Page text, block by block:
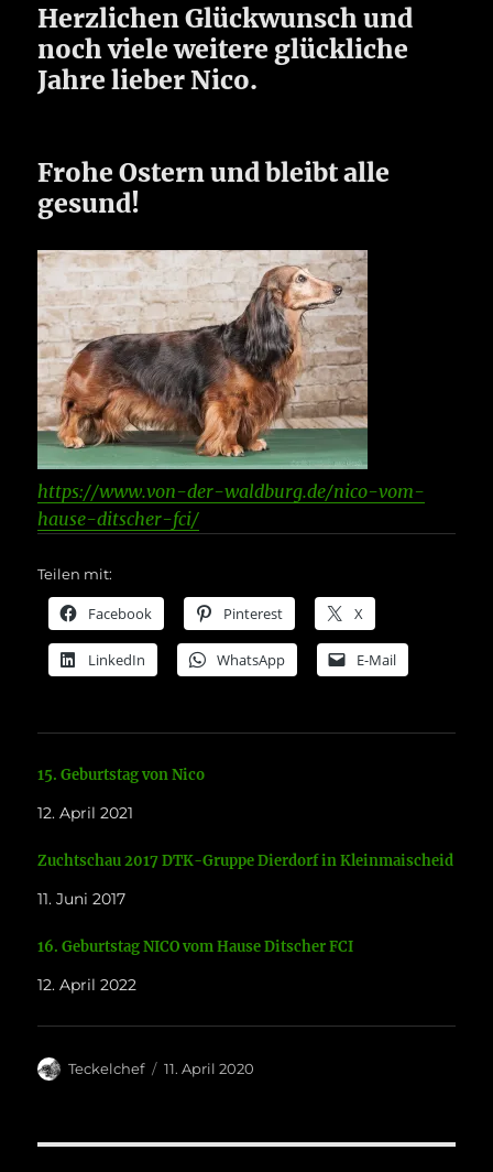
Herzlichen Glückwunsch und
noch viele weitere glückliche
Jahre lieber Nico.
Frohe Ostern und bleibt alle
gesund!
https://www.von-der-waldburg.de/nico-vom-
hause-ditscher-fci/
Teilen mit:
Facebook Pinterest X
LinkedIn WhatsApp E-Mail
15. Geburtstag von Nico
12. April 2021
Zuchtschau 2017 DTK-Gruppe Dierdorf in Kleinmaischeid
11. Juni 2017
16. Geburtstag NICO vom Hause Ditscher FCI
12. April 2022
Autor
Teckelchef
Veröffentlicht
11. April 2020